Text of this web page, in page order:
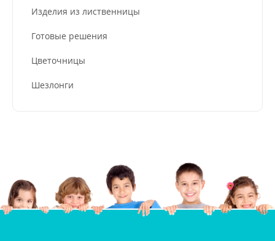
Изделия из лиственницы
Готовые решения
Цветочницы
Шезлонги